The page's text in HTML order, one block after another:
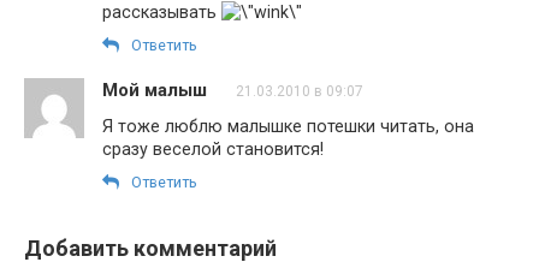
рассказывать
Ответить
Мой малыш 21.03.2010 в 09:07
Я тоже люблю малышке потешки читать, она
сразу веселой становится!
Ответить
Добавить комментарий